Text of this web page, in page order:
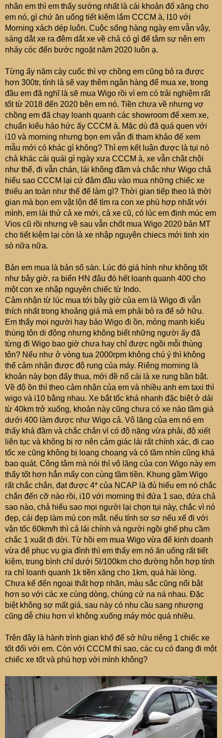
nhân em thì em thấy sướng nhất là cái khoản đổ xăng cho
em nó, gì chứ ăn uống tiết kiệm lắm CCCM à, I10 với
Morning xách dép luôn. Cuộc sống hàng ngày em vẫn vậy,
sáng dắt xe ra đêm dắt xe về chả có gì để tâm sự nên em
nhảy cóc đến bước ngoặt năm 2020 luôn ạ.
Từng ấy năm cày cuốc thì vợ chồng em cũng bỏ ra được
hơn 300tr, tính là sẽ vay thêm ngân hàng để mua xe, trong
đầu em đã nghĩ là sẽ mua Wigo rồi vì em có trải nghiệm rất
tốt từ 2018 đến 2020 bên em nó. Tiền chưa về nhưng vợ
chồng em đã chạy loanh quanh các showroom để xem xe,
chuẩn kiểu háo hức ấy CCCM à. Mặc dù đã quá quen với
i10 và morning nhưng bọn em vẫn đi tham khảo để xem
mẫu mới có khác gì không? Thì em kết luận được là tụi nó
chả khác cái quái gì ngày xưa CCCM à, xe vẫn chật chội
như thế, đi vẫn chán, lái không đầm và chắc như Wigo chả
hiểu sao CCCM lại cứ đâm đầu vào mua những chiếc xe
thiếu an toàn như thế để làm gì? Thời gian tiếp theo là thời
gian mà bọn em vật lộn để tìm ra con xe phù hợp nhất với
mình, em lái thử cả xe mới, cả xe cũ, có lúc em định múc em
Vios cũ rồi nhưng về sau vẫn chốt mua Wigo 2020 bản MT
cho tiết kiệm lại còn là xe nhập nguyên chiecs mới tinh xịn
sò nữa nữa.
Bản em mua là bản số sàn. Lúc đó giá hình như không tốt
như bây giờ, ra biển HN đâu đó hết loanh quanh 400 cho
một con xe nhập nguyên chiếc từ Indo.
Cảm nhận từ lúc mua tới bây giờ của em là Wigo đi vẫn
thích nhất trong khoảng giá mà em phải bỏ ra để sở hữu.
Em thấy mọi người hay bảo Wigo đi ồn, mỏng manh kiểu
thùng tôn di động nhưng không biết những người ấy đã
từng đi Wigo bao giờ chưa hay chỉ được ngồi mỗi thùng
tôn? Nếu như ở vòng tua 2000rpm không chú ý thì không
thể cảm nhận được độ rung của máy. Riêng morning là
khoản này bọn đấy thua, mới đề nổ cái là xe rung bần bật.
Về độ ồn thì theo cảm nhận của em và nhiều anh em taxi thì
wigo và i10 bằng nhau. Xe bắt tốc khá nhanh đặc biệt ở dải
từ 40km trở xuống, khoản này cũng chưa có xe nào tầm giá
dưới 400 làm được như Wigo cả. Vô lăng của em nó em
thấy khá đầm và chắc chắn vì có độ nặng vừa phải, độ xiết
liên tục và không bị rơ nên cảm giác lái rất chính xác, đi cao
tốc xe cũng không bị loạng choạng và có tầm nhìn cũng khá
bao quát. Công tâm mà nói thì vô lăng của con Wigo này em
thấy tốt hơn hẳn mấy con cùng tầm tiền. Khung gầm Wigo
rất chắc chắn, đạt được 4* của NCAP là đủ hiểu em nó chắc
chắn đến cỡ nào rồi, i10 với morning thì đứa 1 sao, đứa chả
sao nào, chả hiểu sao mọi người lại chọn tụi này, chắc vì nó
đẹp, cái đẹp làm mù con mắt. nếu tính sơ sơ nếu xế đi với
vận tốc 60km/h thì cả lái chính và người ngồi ghế phụ cầm
chắc 1 xuất đi đời. Từ hồi em mua Wigo vừa để kinh doanh
vừa để phục vụ gia đình thì em thấy em nó ăn uống rất tiết
kiệm, trung bình chỉ dưới 5l/100km cho đường hỗn hợp tính
ra chỉ loanh quanh 1k tiền xăng cho 1km, quá hài lòng.
Chưa kể đến ngoại thất hợp nhãn, màu sắc cũng nổi bật
hơn so với các xe cùng dòng, chúng cứ na ná nhau. Đặc
biệt không sợ mất giá, sau này có nhu cầu sang nhượng
cũng dễ chịu hơn vì không xuống máy móc quá nhiều.
Trên đây là hành trình gian khố để sở hữu riêng 1 chiếc xe
tốt đối với em. Còn với CCCM thì sao, các cụ có đang đi một
chiếc xe tốt và phù hợp với mình không?